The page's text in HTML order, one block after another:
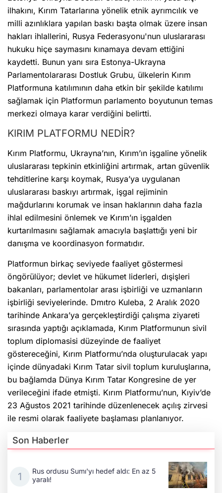
ilhakını, Kırım Tatarlarına yönelik etnik ayrımcılık ve
milli azınlıklara yapılan baskı başta olmak üzere insan
hakları ihlallerini, Rusya Federasyonu'nun uluslararası
hukuku hiçe saymasını kınamaya devam ettiğini
kaydetti. Bunun yanı sıra Estonya-Ukrayna
Parlamentolararası Dostluk Grubu, ülkelerin Kırım
Platformuna katılımının daha etkin bir şekilde katılımı
sağlamak için Platformun parlamento boyutunun temas
merkezi olmaya karar verdiğini belirtti.
KIRIM PLATFORMU NEDİR?
Kırım Platformu, Ukrayna’nın, Kırım’ın işgaline yönelik
uluslararası tepkinin etkinliğini artırmak, artan güvenlik
tehditlerine karşı koymak, Rusya’ya uygulanan
uluslararası baskıyı artırmak, işgal rejiminin
mağdurlarını korumak ve insan haklarının daha fazla
ihlal edilmesini önlemek ve Kırım’ın işgalden
kurtarılmasını sağlamak amacıyla başlattığı yeni bir
danışma ve koordinasyon formatıdır.
Platformun birkaç seviyede faaliyet göstermesi
öngörülüyor; devlet ve hükumet liderleri, dışişleri
bakanları, parlamentolar arası işbirliği ve uzmanların
işbirliği seviyelerinde. Dmıtro Kuleba, 2 Aralık 2020
tarihinde Ankara’ya gerçekleştirdiği çalışma ziyareti
sırasında yaptığı açıklamada, Kırım Platformunun sivil
toplum diplomasisi düzeyinde de faaliyet
göstereceğini, Kırım Platformu’nda oluşturulacak yapı
içinde dünyadaki Kırım Tatar sivil toplum kuruluşlarına,
bu bağlamda Dünya Kırım Tatar Kongresine de yer
verileceğini ifade etmişti. Kırım Platformu’nun, Kıyiv’de
23 Ağustos 2021 tarihinde düzenlenecek açılış zirvesi
ile resmi olarak faaliyete başlaması planlanıyor.
Son Haberler
Rus ordusu Sumı'yı hedef aldı: En az 5
yaralı!